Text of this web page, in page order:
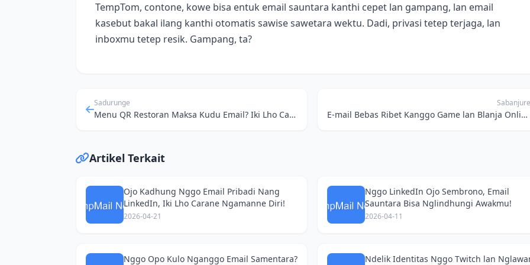
TempTom, contone, kowe bisa entuk email sauntara kanthi cepet lan gampang, lan email
kasebut bakal ilang kanthi otomatis sawise sawetara wektu. Dadi, privasi tetep terjaga, lan
inboxmu tetep resik. Gampang, ta?
Sadurunge
Menu QR Restoran Maksa Kudu Email? Iki Lho Carane Nglakoni Tanpa Kudu Nggawe Akun Gmail Saklawase
Sabanjure
E-mail Bebas Ribet Kanggo Game lan Blanja Online: Ora Perlu Was-Was Spam!
Artikel Terkait
Ojo Kadhung Nggo Email Pribadi Nang
LinkedIn, Iki Lho Carane Ngamanne Diri!
2026-04-21
Nggo LinkedIn Ojo Sembrono, Email
Sauntara Bisa Nglindhungi Awakmu!
2026-04-11
Nggo Opo Kulo Nganggo Email Samentara?
Ndelik Identitas Nggo Twitch lan